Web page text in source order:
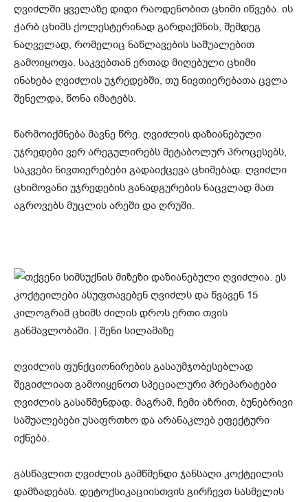
ღვიძლში ყველაზე დიდი რაოდენობით ცხიმი იწვება. ის
ჭარბ ცხიმს ქოლესტერინად გარდაქმნის, შემდეგ
ნაღველად, რომელიც ნაწლავების საშუალებით
გამოიყოფა. საკვებთან ერთად მიღებული ცხიმი
ინახება ღვიძლის უჯრედებში, თუ ნივთიერებათა ცვლა
შენელდა, წონა იმატებს.
წარმოიქმნება მავნე წრე. ღვიძლის დაზიანებული
უჯრედები ვერ არეგულირებს მეტაბოლურ პროცესებს,
საკვები ნივთიერებები გადაიქცევა ცხიმებად. ღვიძლი
ცხიმოვანი უჯრედების განადგურების ნაცვლად მათ
აგროვებს მუცლის არეში და ღრუში.
ღვიძლის ფუნქციონირების გასაუმჯობესებლად
შეგიძლიათ გამოიყენოთ სპეციალური პრეპარატები
ღვიძლის გასაწმენდად. მაგრამ, ჩემი აზრით, ბუნებრივი
საშუალებები უსაფრთხო და არანაკლებ ეფექტური
იქნება.
გასწავლით ღვიძლის გამწმენდი ჯანსაღი კოქტეილის
დამზადებას. დეტოქსიკაციისთვის გირჩევთ სასმელის